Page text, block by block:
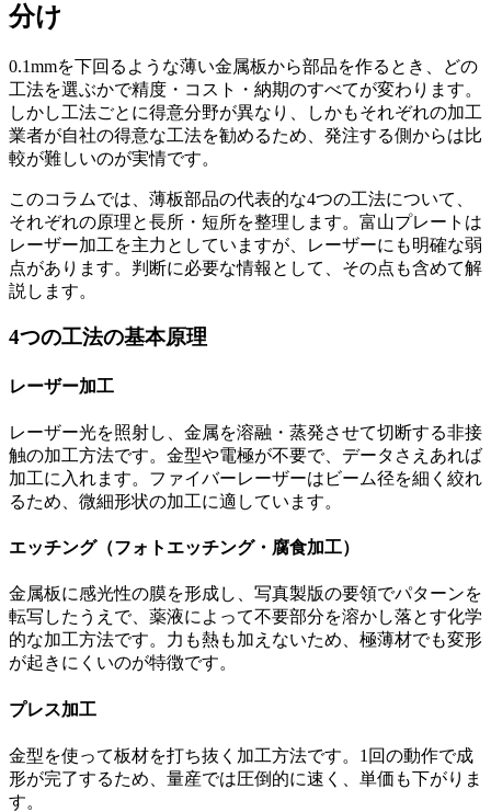
分け
0.1mmを下回るような薄い金属板から部品を作るとき、どの
工法を選ぶかで精度・コスト・納期のすべてが変わります。
しかし工法ごとに得意分野が異なり、しかもそれぞれの加工
業者が自社の得意な工法を勧めるため、発注する側からは比
較が難しいのが実情です。
このコラムでは、薄板部品の代表的な4つの工法について、
それぞれの原理と長所・短所を整理します。富山プレートは
レーザー加工を主力としていますが、レーザーにも明確な弱
点があります。判断に必要な情報として、その点も含めて解
説します。
4つの工法の基本原理
レーザー加工
レーザー光を照射し、金属を溶融・蒸発させて切断する非接
触の加工方法です。金型や電極が不要で、データさえあれば
加工に入れます。ファイバーレーザーはビーム径を細く絞れ
るため、微細形状の加工に適しています。
エッチング（フォトエッチング・腐食加工）
金属板に感光性の膜を形成し、写真製版の要領でパターンを
転写したうえで、薬液によって不要部分を溶かし落とす化学
的な加工方法です。力も熱も加えないため、極薄材でも変形
が起きにくいのが特徴です。
プレス加工
金型を使って板材を打ち抜く加工方法です。1回の動作で成
形が完了するため、量産では圧倒的に速く、単価も下がりま
す。